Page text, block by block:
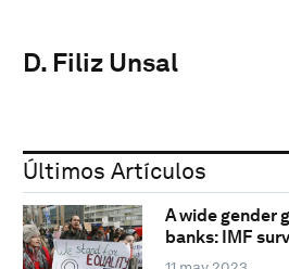
D. Filiz Unsal
Últimos Artículos
A wide gender
banks: IMF